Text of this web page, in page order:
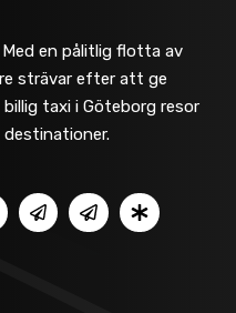
en pålitlig flotta av
strävar efter att ge
taxi i Göteborg resor
destinationer.